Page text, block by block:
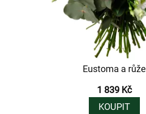
Eustoma a růže
1 839 Kč
KOUPIT